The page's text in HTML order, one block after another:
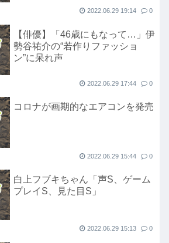
2022.06.29 19:14 0
【俳優】「46歳にもなって…」伊
勢谷祐介の“若作りファッショ
ン”に呆れ声
2022.06.29 17:44 0
コロナが画期的なエアコンを発売
2022.06.29 15:44 0
白上フブキちゃん「声S、ゲーム
プレイS、見た目S」
2022.06.29 15:13 0